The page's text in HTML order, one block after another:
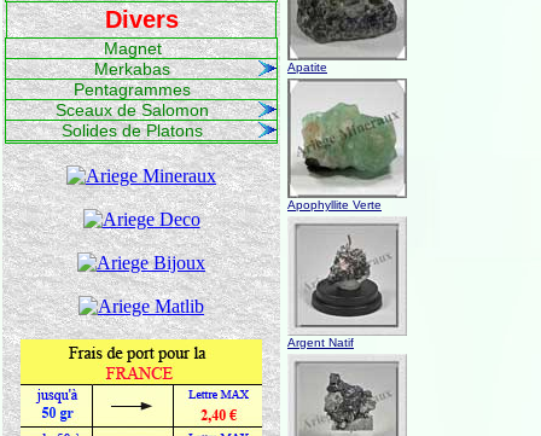
Divers
Magnet
Merkabas
Pentagrammes
Sceaux de Salomon
Solides de Platons
Apatite
Apophyllite Verte
Argent Natif